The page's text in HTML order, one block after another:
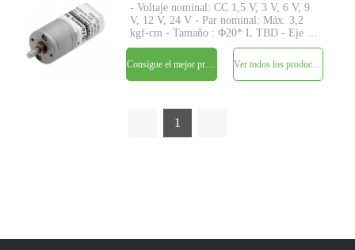
- Voltaje nominal: CC 1,5 V, 3 V, 6 V, 9
V, 12 V, 24 V - Par nominal: Máx. 3,2
kgf-cm - Tamaño : Φ20* L TBD - Eje :
Φ4mm D-cut 0.5mm, M4, personalizado
- Codificador: codificador magnético
disponible - MOQ: 500 piezas
Ver todos los productos
1